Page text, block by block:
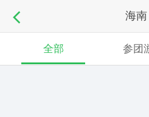
海南
全部 参团